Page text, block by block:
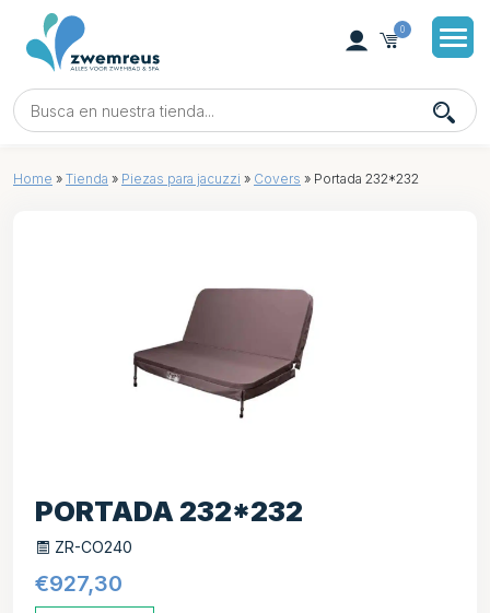
0
Home » Tienda » Piezas para jacuzzi » Covers » Portada 232*232
PORTADA 232*232
ZR-CO240
€927,30